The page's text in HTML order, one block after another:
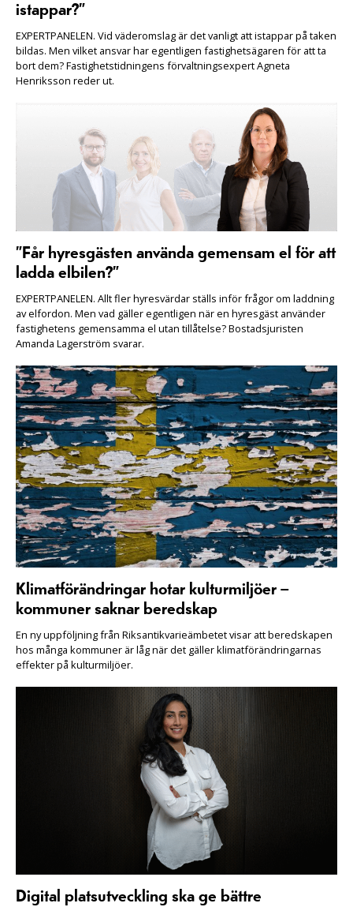
istappar?”
EXPERTPANELEN. Vid väderomslag är det vanligt att istappar på taken
bildas. Men vilket ansvar har egentligen fastighetsägaren för att ta
bort dem? Fastighetstidningens förvaltningsexpert Agneta
Henriksson reder ut.
”Får hyresgästen använda gemensam el för att
ladda elbilen?”
EXPERTPANELEN. Allt fler hyresvärdar ställs inför frågor om laddning
av elfordon. Men vad gäller egentligen när en hyresgäst använder
fastighetens gemensamma el utan tillåtelse? Bostadsjuristen
Amanda Lagerström svarar.
Klimatförändringar hotar kulturmiljöer –
kommuner saknar beredskap
En ny uppföljning från Riksantikvarieämbetet visar att beredskapen
hos många kommuner är låg när det gäller klimatförändringarnas
effekter på kulturmiljöer.
Digital platsutveckling ska ge bättre